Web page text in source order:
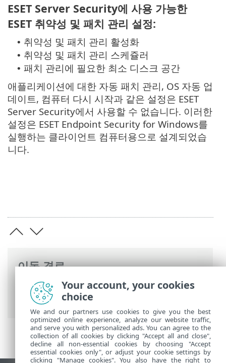
이동 경로
ESET 온라인 도움말>ESET Server Security
개요> ESET 취약성 및 패치 관리
ESET Server Security에 사용 가능한
ESET 취약성 및 패치 관리 설정:
• 취약성 및 패치 관리 활성화
• 취약성 및 패치 관리 스케쥴러
• 패치 관리에 필요한 최소 디스크 공간
애플리케이션에 대한 자동 패치 관리, OS 자동 업
데이트, 컴퓨터 다시 시작과 같은 설정은 ESET
Server Security에서 사용할 수 없습니다. 이러한
설정은 ESET Endpoint Security for Windows를
실행하는 클라이언트 컴퓨터용으로 설계되었습
니다.
Your account, your cookies
choice
We and our partners use cookies to give you the best
optimized online experience, analyze our website traffic,
and serve you with personalized ads. You can agree to the
collection of all cookies by clicking "Accept all and close",
decline all non-essential cookies by choosing "Accept
essential cookies only", or adjust your cookie settings by
clicking "Manage cookies". You also have the right to